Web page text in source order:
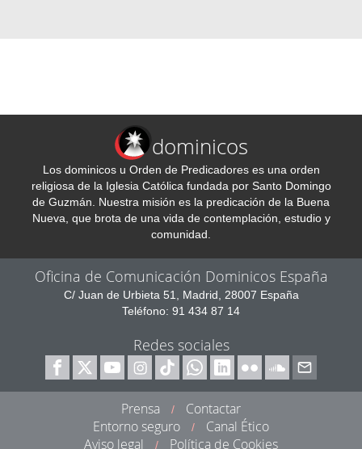
dominicos
Los dominicos u Orden de Predicadores es una orden
religiosa de la Iglesia Católica fundada por Santo Domingo
de Guzmán. Nuestra misión es la predicación de la Buena
Nueva, que brota de una vida de contemplación, estudio y
comunidad.
Oficina de Comunicación Dominicos España
C/ Juan de Urbieta 51, Madrid, 28007 España
Teléfono: 91 434 87 14
Redes sociales
Prensa /
Contactar
Entorno seguro
/
Canal Ético
Aviso legal
/ Política de Cookies